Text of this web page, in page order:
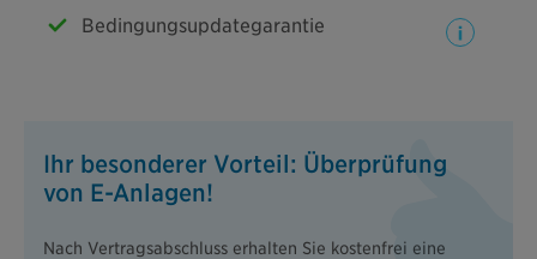
Bedingungsupdategarantie
Ihr besonderer Vorteil: Überprüfung
von E-Anlagen!
Nach Vertragsabschluss erhalten Sie kostenfrei eine